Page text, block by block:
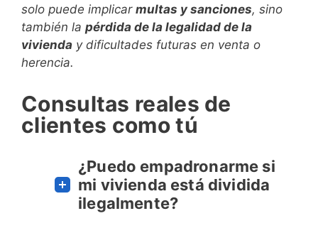
solo puede implicar multas y sanciones, sino
también la pérdida de la legalidad de la
vivienda y dificultades futuras en venta o
herencia.
Consultas reales de
clientes como tú
¿Puedo empadronarme si
mi vivienda está dividida
ilegalmente?